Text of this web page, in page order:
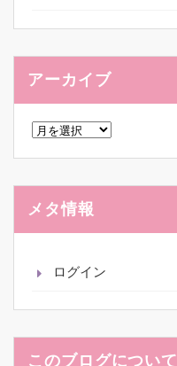
アーカイブ
ア
イ
ブ
メタ情報
ログイン
このブログについて